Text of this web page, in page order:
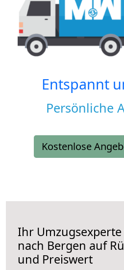
Entspannt
Persönliche
Kostenlose
Ihr
nach Bergen auf
und Preiswert